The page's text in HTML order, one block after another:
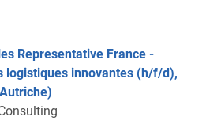
Representative France -
logistiques innovantes (h/f/d),